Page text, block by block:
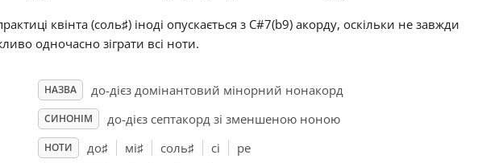
квінта (соль♯) іноді опускається з C#7(b9) акорду, оскільки не завжди
одночасно зіграти всі ноти.
НАЗВА до-дієз домінантовий мінорний нонакорд
СИНОНІМ до-дієз септакорд зі зменшеною ноною
НОТИ до♯ мі♯ соль♯ сі ре